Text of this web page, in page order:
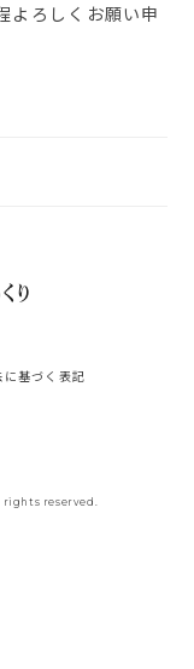
よろしくお願い申
基づく表記
rights reserved.